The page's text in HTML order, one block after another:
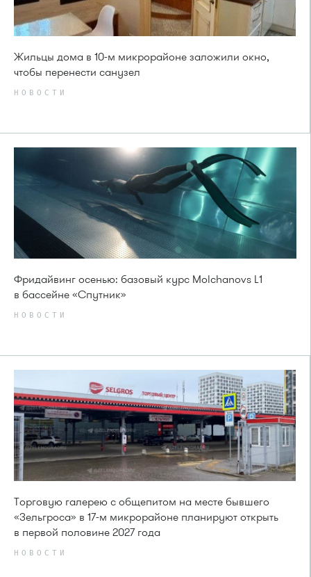
Жильцы дома в 10-м микрорайоне заложили окно,
чтобы перенести санузел
НОВОСТИ
Фридайвинг осенью: базовый курс Molchanovs L1
в бассейне «Спутник»
НОВОСТИ
Торговую галерею с общепитом на месте бывшего
«Зельгроса» в 17-м микрорайоне планируют открыть
в первой половине 2027 года
НОВОСТИ